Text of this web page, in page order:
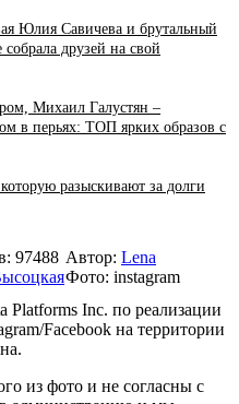
Юлия Савичева и брутальный
друзей на свой
Михаил Галустян –
в перьях: ТОП ярких образов с
разыскивают за долги
97488 Автор: Lena
Фото: instagram
Platforms Inc. по реализации
Facebook на территории
из фото и не согласны с